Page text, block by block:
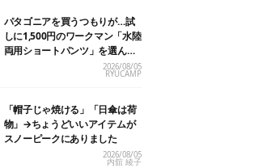
パタゴニアを買うつもりが…試
しに1,500円のワークマン「水陸
両用ショートパンツ」を選んだ
2026/08/05
RYUCAMP
「帽子じゃ焼ける」「日傘は荷
物」→ちょうどいいアイテムが
スノーピークにありました
2026/08/05
内舘 綾子